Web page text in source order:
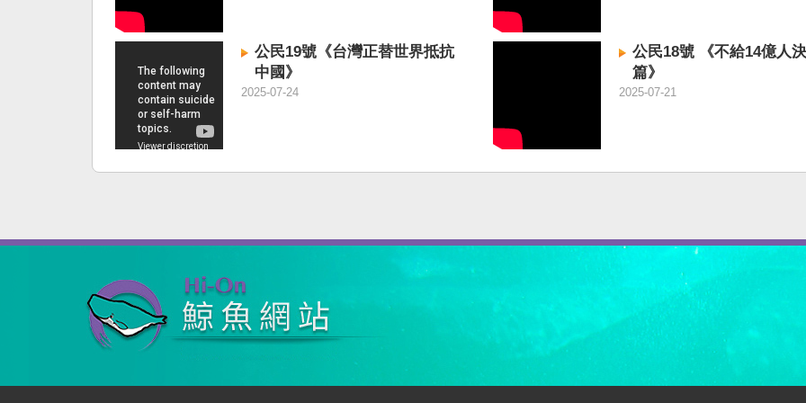
公民19號《台灣正替世界抵抗
中國》
2025-07-24
公民18號 《不給14億人
篇》
2025-07-21